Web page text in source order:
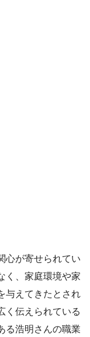
心が寄せられてい
く、家庭環境や家
与えてきたとされ
く伝えられている
る浩明さんの職業